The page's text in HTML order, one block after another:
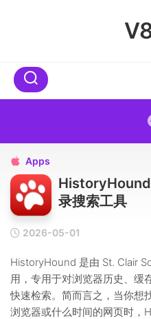
 Apps
录搜索工具
2026-05-01
HistoryHound 是由 St. Clair
用，专用于对浏览器历史、缓
快速检索。简而言之，当你想
浏览器或什么时间的网页时，